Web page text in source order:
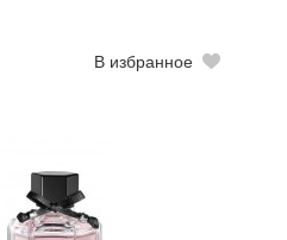
В избранное